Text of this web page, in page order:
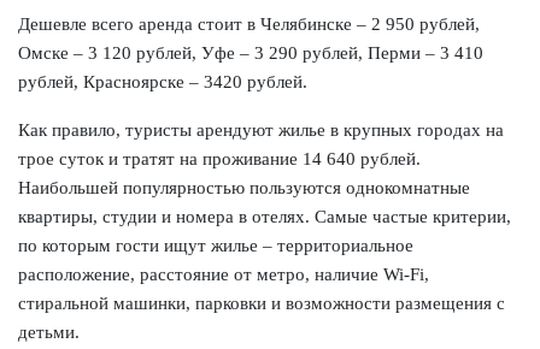
Дешевле всего аренда стоит в Челябинске – 2 950 рублей,
Омске – 3 120 рублей, Уфе – 3 290 рублей, Перми – 3 410
рублей, Красноярске – 3420 рублей.
Как правило, туристы арендуют жилье в крупных городах на
трое суток и тратят на проживание 14 640 рублей.
Наибольшей популярностью пользуются однокомнатные
квартиры, студии и номера в отелях. Самые частые критерии,
по которым гости ищут жилье – территориальное
расположение, расстояние от метро, наличие Wi-Fi,
стиральной машинки, парковки и возможности размещения с
детьми.